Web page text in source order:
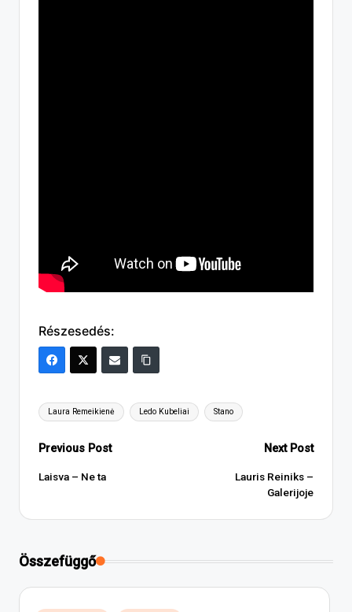
Részesedés:
Tags:
Laura Remeikienė Ledo Kubeliai Stano
Post
navigation
Previous Post
Laisva – Ne ta
Next Post
Lauris Reiniks –
Galerijoje
Összefüggő